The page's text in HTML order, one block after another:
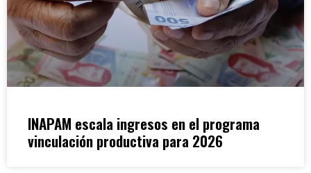
INAPAM escala ingresos en el programa
vinculación productiva para 2026